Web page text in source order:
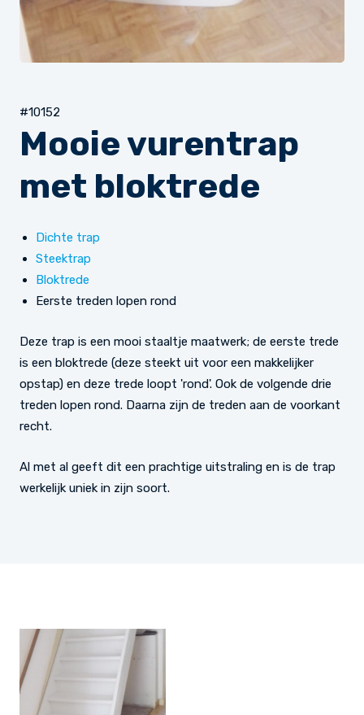
#10152
Mooie vurentrap
met bloktrede
Dichte trap
Steektrap
Bloktrede
Eerste treden lopen rond
Deze trap is een mooi staaltje maatwerk; de eerste trede
is een bloktrede (deze steekt uit voor een makkelijker
opstap) en deze trede loopt 'rond'. Ook de volgende drie
treden lopen rond. Daarna zijn de treden aan de voorkant
recht.
Al met al geeft dit een prachtige uitstraling en is de trap
werkelijk uniek in zijn soort.